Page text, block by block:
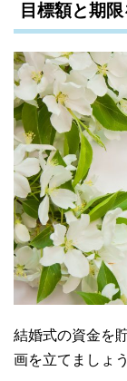
目標額と期
結婚式の資金を
画を立てましょう